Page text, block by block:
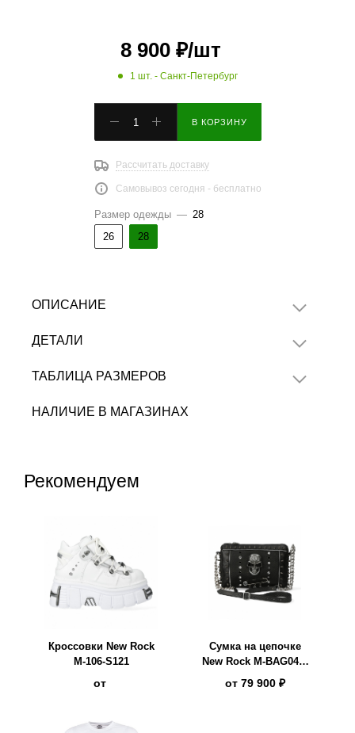
8 900₽/шт
1 шт. - Санкт-Петербург
В КОРЗИНУ
Рассчитать доставку
Самовывоз сегодня - бесплатно
Размер одежды — 28
26
28
ОПИСАНИЕ
ДЕТАЛИ
ТАБЛИЦА РАЗМЕРОВ
НАЛИЧИЕ В МАГАЗИНАХ
Рекомендуем
Кроссовки New Rock
M-106-S121
от
Сумка на цепочке
New Rock M-BAG049-
от 79 900 ₽